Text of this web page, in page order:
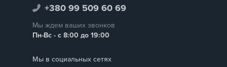
+380 99 509 60 69
Мы ждем ваших звонков
Пн-Вс - с 8:00 до 19:00
Мы в социальных сетях